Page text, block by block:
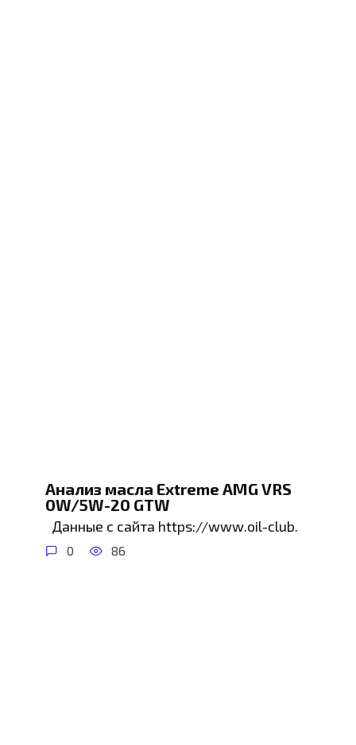
Анализ масла Extreme AMG VRS
0W/5W-20 GTW
Данные с сайта https://www.oil-club.
0 86